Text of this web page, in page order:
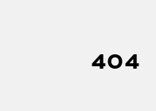
404